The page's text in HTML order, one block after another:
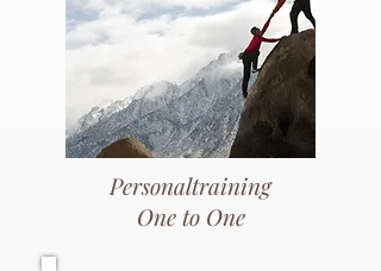
Personaltraining
One to One